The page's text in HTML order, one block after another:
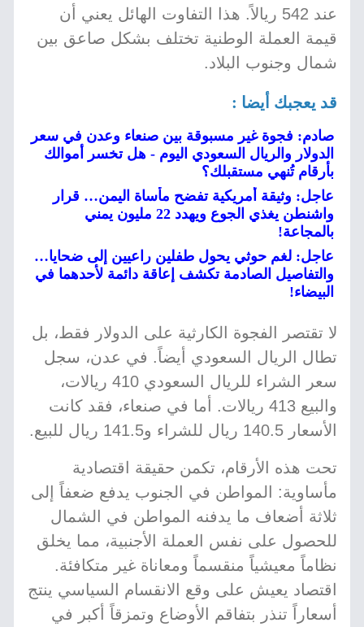
عند 542 ريالاً. هذا التفاوت الهائل يعني أن
قيمة العملة الوطنية تختلف بشكل صاعق بين
شمال وجنوب البلاد.
قد يعجبك أيضا :
صادم: فجوة غير مسبوقة بين صنعاء وعدن في سعر
الدولار والريال السعودي اليوم - هل تخسر أموالك
بأرقام تُنهي مستقبلك؟
عاجل: وثيقة أمريكية تفضح مأساة اليمن… قرار
واشنطن يغذي الجوع ويهدد 22 مليون يمني
بالمجاعة!
عاجل: لغم حوثي يحول طفلين راعيين إلى ضحايا…
والتفاصيل الصادمة تكشف إعاقة دائمة لأحدهما في
البيضاء!
لا تقتصر الفجوة الكارثية على الدولار فقط، بل
تطال الريال السعودي أيضاً. في عدن، سجل
سعر الشراء للريال السعودي 410 ريالات،
والبيع 413 ريالات. أما في صنعاء، فقد كانت
الأسعار 140.5 ريال للشراء و141.5 ريال للبيع.
تحت هذه الأرقام، تكمن حقيقة اقتصادية
مأساوية: المواطن في الجنوب يدفع ضعفاً إلى
ثلاثة أضعاف ما يدفنه المواطن في الشمال
للحصول على نفس العملة الأجنبية، مما يخلق
نظاماً معيشياً منقسماً ومعاناة غير متكافئة.
اقتصاد يعيش على وقع الانقسام السياسي ينتج
أسعاراً تنذر بتفاقم الأوضاع وتمزقاً أكبر في